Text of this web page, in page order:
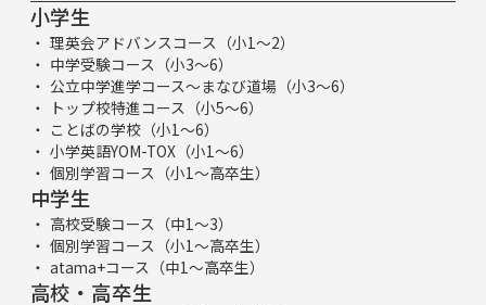
小学生
理英会アドバンスコース（小1～2）
中学受験コース（小3～6）
公立中学進学コース～まなび道場（小3～6）
トップ校特進コース（小5～6）
ことばの学校（小1～6）
小学英語YOM-TOX（小1～6）
個別学習コース（小1～高卒生）
中学生
高校受験コース（中1～3）
個別学習コース（小1～高卒生）
atama+コース（中1～高卒生）
高校・高卒生